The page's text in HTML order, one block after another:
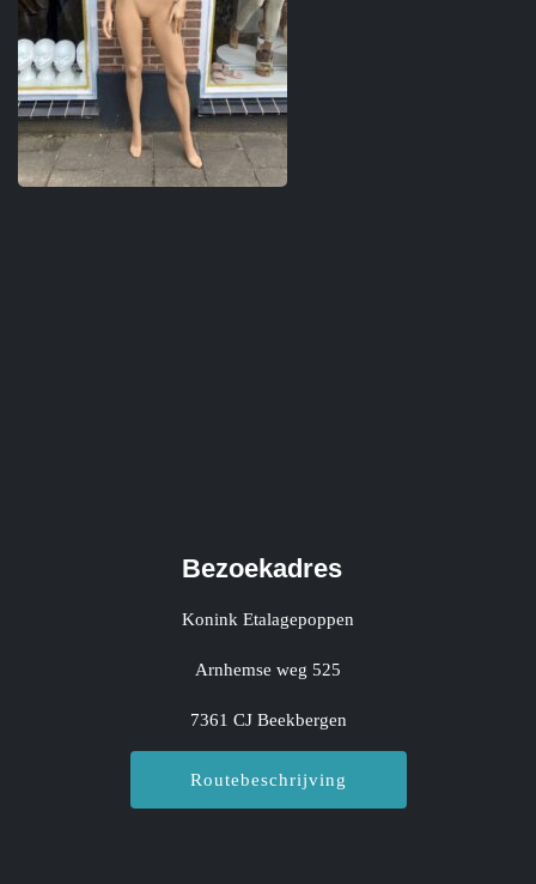
Bezoekadres
Konink Etalagepoppen
Arnhemse weg 525
7361 CJ Beekbergen
Routebeschrijving